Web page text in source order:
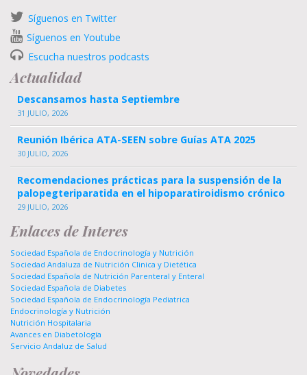
Síguenos en Twitter
Síguenos en Youtube
Escucha nuestros podcasts
Actualidad
Descansamos hasta Septiembre
31 JULIO, 2026
Reunión Ibérica ATA-SEEN sobre Guías ATA 2025
30 JULIO, 2026
Recomendaciones prácticas para la suspensión de la
palopegteriparatida en el hipoparatiroidismo crónico
29 JULIO, 2026
Enlaces de Interes
Sociedad Española de Endocrinología y Nutrición
Sociedad Andaluza de Nutrición Clinica y Dietética
Sociedad Española de Nutrición Parenteral y Enteral
Sociedad Española de Diabetes
Sociedad Española de Endocrinología Pediatrica
Endocrinología y Nutrición
Nutrición Hospitalaria
Avances en Diabetología
Servicio Andaluz de Salud